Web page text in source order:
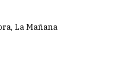
La Mañana